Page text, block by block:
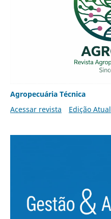
Agropecuária Técnica
Acessar revista
Edição Atual